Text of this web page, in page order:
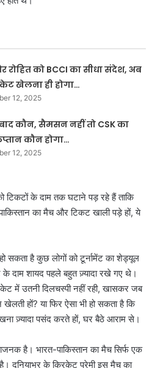
रोहित को BCCI का सीधा संदेश, अब
खेलना ही होगा…
12, 2025
कौन, सैमसन नहीं तो CSK का
कौन होगा…
12, 2025
के दाम तक घटाने पड़ रहे हैं ताकि
का मैच और टिकट खाली पड़े हों, ये
सकता है कुछ लोगों को टूर्नामेंट का शेड्यूल
के दाम शायद पहले बहुत ज़्यादा रखे गए थे।
में उतनी दिलचस्पी नहीं रही, खासकर जब
हों? या फिर ऐसा भी हो सकता है कि
ज़्यादा पसंद करते हों, घर बैठे आराम से।
है। भारत-पाकिस्तान का मैच सिर्फ एक
दुनियाभर के क्रिकेट प्रेमी इस मैच का